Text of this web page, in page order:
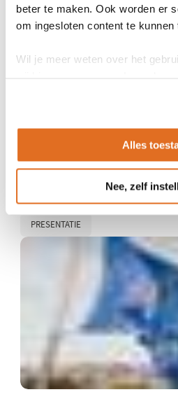
beter te maken. Ook worden er
om ingesloten content te kunnen
Wil je meer weten over het
Alles
Nee, zelf
12 juli 2023
Eindrapportage pilot Living
the room
PRESENTATIE